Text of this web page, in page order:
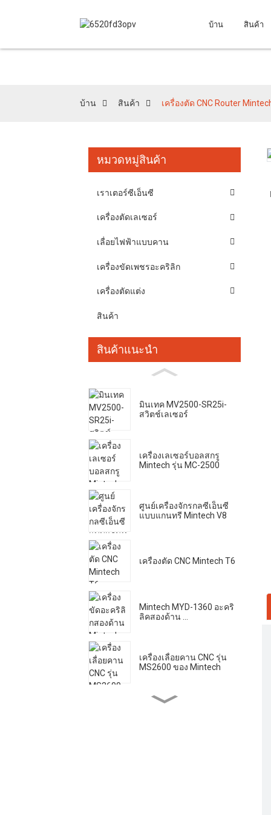
บ้าน สินค้า
บ้าน สินค้า เครื่องตัด CNC Router
หมวดหมู่สินค้า
เราเตอร์ซีเอ็นซี
เครื่องตัดเลเซอร์
เลื่อยไฟฟ้าแบบคาน
เครื่องขัดเพชรอะคริลิก
เครื่องตัดแต่ง
สินค้า
สินค้าแนะนำ
มินเทค MV2500-SR25i-
สวิตช์เลเซอร์
เครื่องเลเซอร์บอลสกรู
Mintech รุ่น MC-2500
ศูนย์เครื่องจักรกลซีเอ็นซี
แบบแกนทรี Mintech V8
เครื่องตัด CNC Mintech T6
Mintech MYD-1360 อะคริ
ลิคสองด้าน ...
เครื่องเลื่อยคาน CNC รุ่น
MS2600 ของ Mintech
Loading...
Loading...